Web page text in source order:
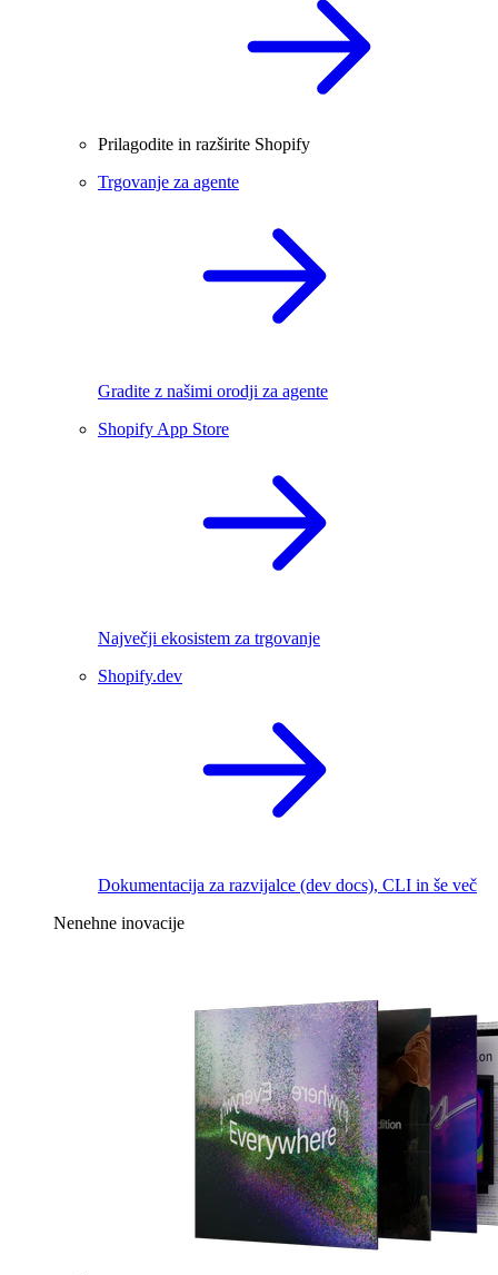
Prilagodite in razširite Shopify
Trgovanje za agente
Gradite z našimi orodji za agente
Shopify App Store
Največji ekosistem za trgovanje
Shopify.dev
Dokumentacija za razvijalce (dev docs), CLI in še več
Nenehne inovacije